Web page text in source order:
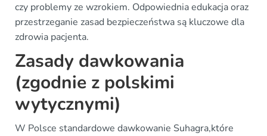
czy problemy ze wzrokiem. Odpowiednia edukacja oraz
przestrzeganie zasad bezpieczeństwa są kluczowe dla
zdrowia pacjenta.
Zasady dawkowania
(zgodnie z polskimi
wytycznymi)
W Polsce standardowe dawkowanie Suhagra,które